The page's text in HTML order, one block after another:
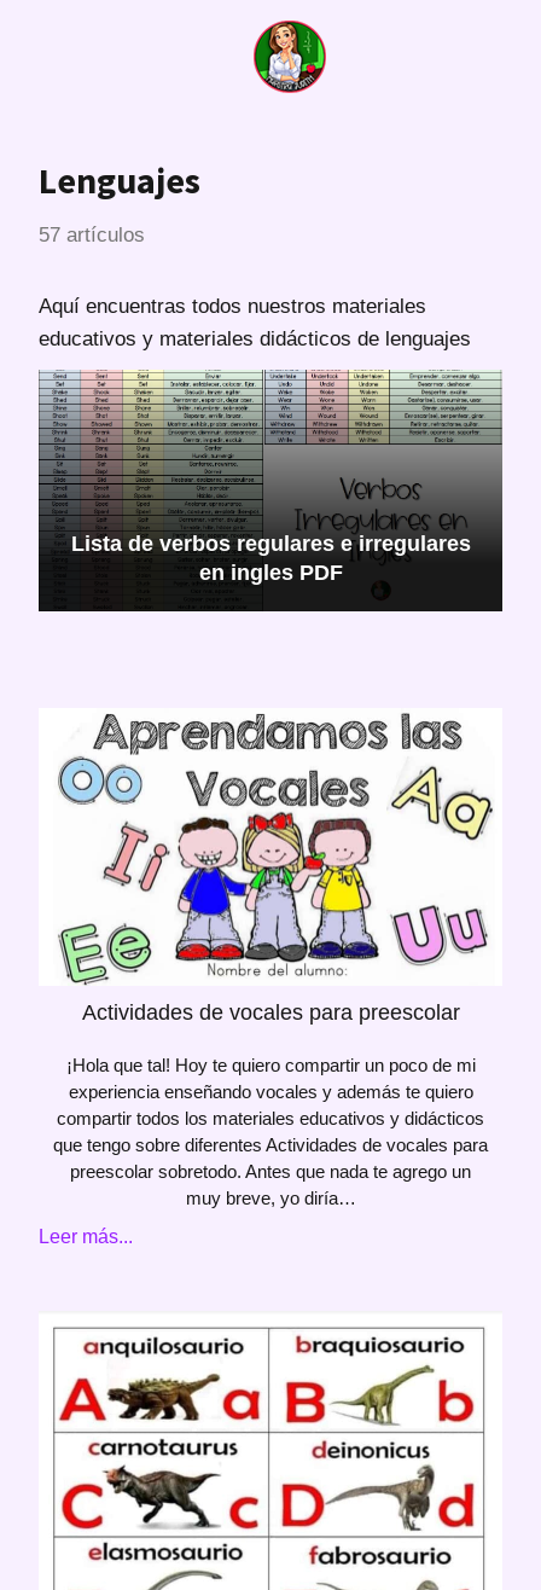
Lenguajes
57 artículos
Aquí encuentras todos nuestros materiales
educativos y materiales didácticos de lenguajes
Lista de verbos regulares e irregulares
en ingles PDF
Actividades de vocales para preescolar
¡Hola que tal! Hoy te quiero compartir un poco de mi
experiencia enseñando vocales y además te quiero
compartir todos los materiales educativos y didácticos
que tengo sobre diferentes Actividades de vocales para
preescolar sobretodo. Antes que nada te agrego un
muy breve, yo diría…
Leer más...